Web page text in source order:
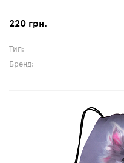
220 грн.
Тип:
Бренд: